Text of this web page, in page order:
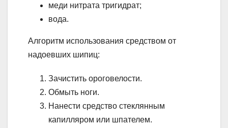
меди нитрата тригидрат;
вода.
Алгоритм использования средством от
надоевших шипиц:
Зачистить ороговелости.
Обмыть ноги.
Нанести средство стеклянным
капилляром или шпателем.